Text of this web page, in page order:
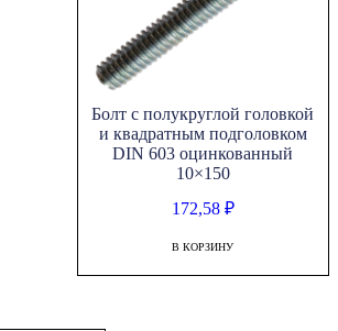
Болт с полукруглой головкой
и квадратным подголовком
DIN 603 оцинкованный
10×150
172,58 ₽
В КОРЗИНУ